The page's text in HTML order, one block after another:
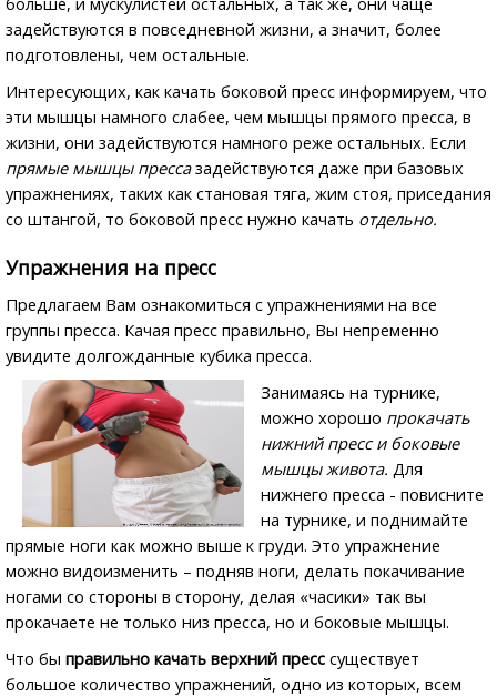
задействуются в повседневной жизни, а значит, более
подготовлены, чем остальные.
Интересующих, как качать боковой пресс информируем, что
эти мышцы намного слабее, чем мышцы прямого пресса, в
жизни, они задействуются намного реже остальных. Если
прямые мышцы прессазадействуются даже при базовых
упражнениях, таких как становая тяга, жим стоя, приседания
со штангой, то боковой пресс нужно качать отдельно.
Упражнения на пресс
Предлагаем Вам ознакомиться с упражнениями на все
группы пресса. Качая пресс правильно, Вы непременно
увидите долгожданные кубика пресса.
Занимаясь на турнике,
можно хорошо прокачать
нижний пресс и боковые
мышцы живота. Для
нижнего пресса - повисните
на турнике, и поднимайте
прямые ноги как можно выше к груди. Это упражнение
можно видоизменить – подняв ноги, делать покачивание
ногами со стороны в сторону, делая «часики» так вы
прокачаете не только низ пресса, но и боковые мышцы.
Что бы правильно качать верхний пресс существует
большое количество упражнений, одно из которых, всем